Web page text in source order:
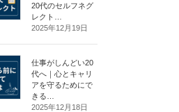
20代のセルフネグ
レクト…
2025年12月19日
仕事がしんどい20
代へ｜心とキャリ
アを守るためにで
きる…
2025年12月18日